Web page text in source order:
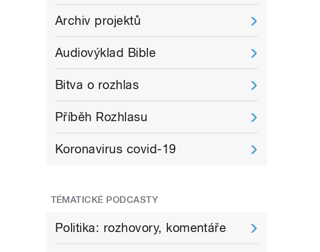
Archiv projektů
Audiovýklad Bible
Bitva o rozhlas
Příběh Rozhlasu
Koronavirus covid-19
TÉMATICKÉ PODCASTY
Politika: rozhovory, komentáře